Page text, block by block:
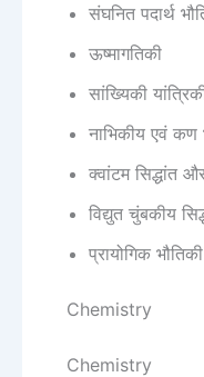
संघनित पदार्थ
ऊष्मागतिकी
सांख्यिकी
नाभिकीय एवं कण
क्वांटम सिद्धांत
विद्युत चुंबकीय
प्रायोगिक भौतिकी
Chemistry
Chemistry